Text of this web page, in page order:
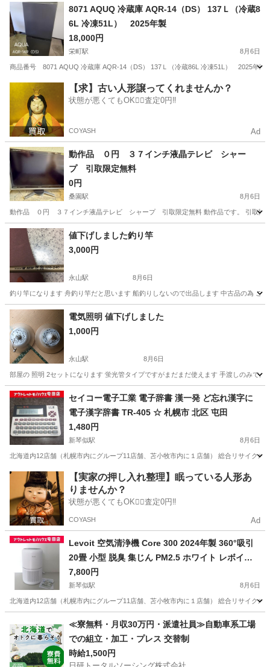
北海道 札幌市 家電
8071 AQUQ 冷蔵庫 AQR-14（DS） 137Ｌ（冷蔵8
6L 冷凍51L） 2025年製
18,000円
栄町駅 8月6日
商品番号 8071 AQUQ 冷蔵庫 AQR-14（DS） 137Ｌ（冷蔵86L 冷凍51L） 2025
栄町駅 キッチン家電
【求】古い人形譲ってくれませんか？
状態が悪くてもOK🙆‍♀️査定0円‼️
COYASH Ad
動作品 ０円 ３７インチ液晶テレビ シャー
プ 引取限定無料
0円
桑園駅 8月6日
動作品 ０円 ３７インチ液晶テレビ シャープ 引取限定無料 動作品です。 引取限定
北海道 札幌市 桑園駅 テレビ 37インチ
値下げしました釣り竿
3,000円
永山駅 8月6日
釣り竿になります 舟釣り竿だと思います 船釣りしないので出品します 中古品の為 ご
北海道 旭川市 永山駅 家電 釣り竿
電気照明 値下げしました
1,000円
永山駅 8月6日
部屋の 照明 2セットになります 蛍光管タイプですがまだまだ使えます 手渡しのみでお
北海道 旭川市 永山駅 生活家電 部屋
セイコー電子工業 電子辞書 漢一発 ど忘れ漢字に
電子漢字辞書 TR-405 ☆ 札幌市 北区 屯田
1,480円
新琴似駅 8月6日
北海道内12店舗（札幌市内にグループ11店舗、苫小牧市内に１店舗） 総合リサイク
北海道 札幌市 新琴似駅 その他 セイコー
【実家の押し入れ整理】眠っている人形あ
りませんか？
状態が悪くてもOK🙆‍♀️査定0円‼️
COYASH Ad
Levoit 空気清浄機 Core 300 2024年製 360°吸引
20畳 小型 脱臭 集じん PM2.5 ホワイト レボイト
札幌市 屯田店
7,800円
新琴似駅 8月6日
北海道内12店舗（札幌市内にグループ11店舗、苫小牧市内に１店舗） 総合リサイク
新琴似駅 季節、空調家電 Levoit
≪寮無料・月収30万円・派遣社員≫自動車系工場
での組立・加工・プレス 交替制
時給1,500円